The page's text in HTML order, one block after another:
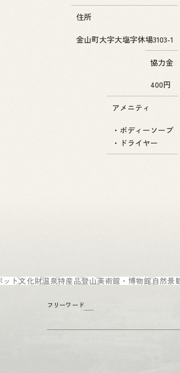
住所
金山町大字大塩字休場3103-1
協力金
400円
アメニティ
・ボディーソープ
・ドライヤー
ット文化財温泉特産品登山美術館・博物館自然景
フリーワード